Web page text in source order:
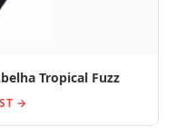
Tropical Fuzz
→